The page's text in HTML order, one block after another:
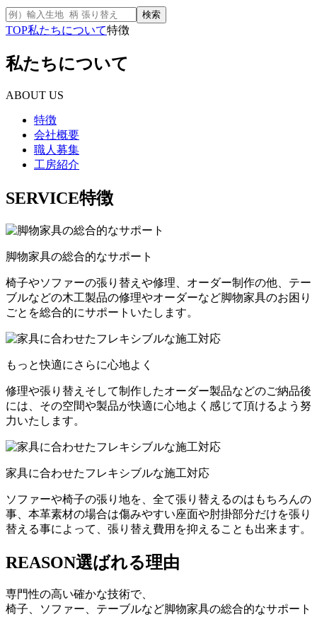
検索
TOP私たちについて特徴
私たちについて
ABOUT US
特徴
会社概要
職人募集
工房紹介
SERVICE特徴
脚物家具の総合的なサポート
椅子やソファーの張り替えや修理、オーダー制作の他、テー
ブルなどの木工製品の修理やオーダーなど脚物家具のお困り
ごとを総合的にサポートいたします。
もっと快適にさらに心地よく
修理や張り替えそして制作したオーダー製品などのご納品後
には、その空間や製品が快適に心地よく感じて頂けるよう努
力いたします。
家具に合わせたフレキシブルな施工対応
ソファーや椅子の張り地を、全て張り替えるのはもちろんの
事、本革素材の場合は傷みやすい座面や肘掛部分だけを張り
替える事によって、張り替え費用を抑えることも出来ます。
REASON選ばれる理由
専門性の高い確かな技術で、
椅子、ソファー、テーブルなど脚物家具の総合的なサポート